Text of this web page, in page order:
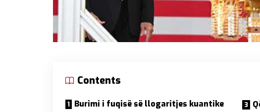
Contents
Burimi i fuqisë së llogaritjes kuantike